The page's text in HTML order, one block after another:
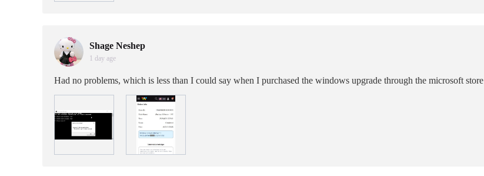
Shage Neshep
1 day age
Had no problems, which is less than I could say when I purchased the windows upgrade through the microsoft store